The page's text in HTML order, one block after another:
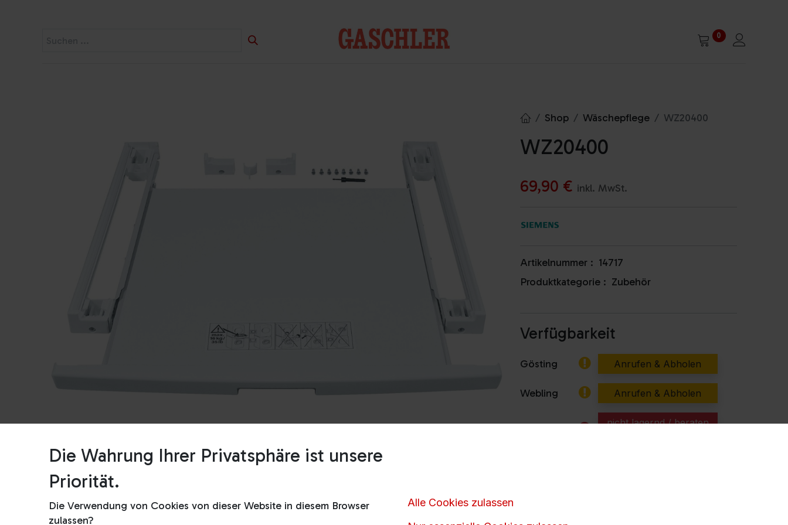
0
Shop Wäschepflege WZ20400
WZ20400
69,90 € inkl. MwSt.
Artikelnummer : 14717
Produktkategorie : Zubehör
Verfügbarkeit
Gösting Anrufen & Abholen
Webling Anrufen & Abholen
nicht lagernd / beraten
Die Wahrung Ihrer Privatsphäre ist unsere
Priorität.
Die Verwendung von Cookies von dieser Website in diesem Browser
zulassen?
Alle Cookies zulassen